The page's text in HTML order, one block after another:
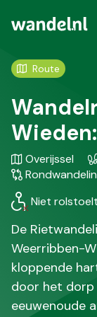
Route
Gebied
/
Regio
Overijssel
Niet
De
Weerribben-
kloppende
door het dorp
eeuwenoude